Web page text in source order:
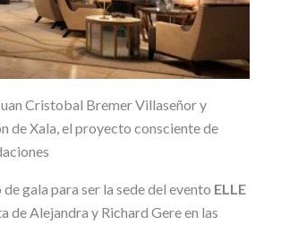
Cristobal Bremer Villaseñor y
de Xala, el proyecto consciente de
gala para ser la sede del evento ELLE
de Alejandra y Richard Gere en las